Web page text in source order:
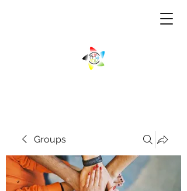
Groups